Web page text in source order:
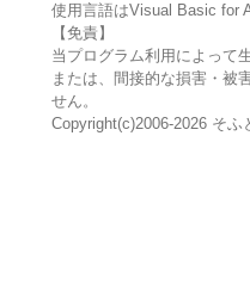
使用言語はVisual Basic for
【免責】
当プログラム利用によって
または、間接的な損害・被
せん。
Copyright(c)2006-2026 そ